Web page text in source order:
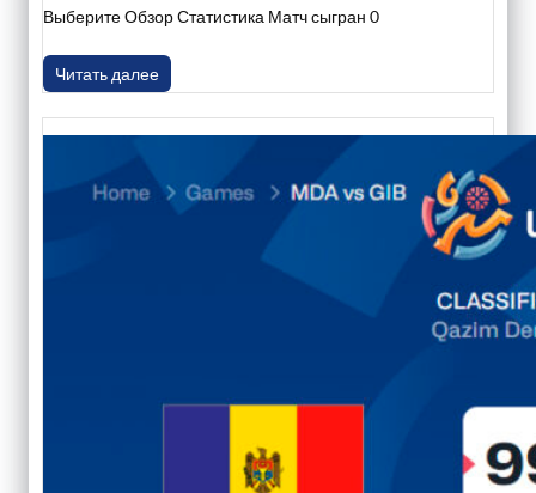
Выберите Обзор Статистика Матч сыгран 0
Читать далее